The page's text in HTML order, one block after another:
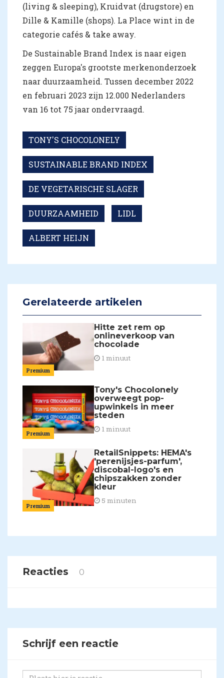
(living & sleeping), Kruidvat (drugstore) en
Dille & Kamille (shops). La Place wint in de
categorie cafés & take away.
De Sustainable Brand Index is naar eigen
zeggen Europa's grootste merkenonderzoek
naar duurzaamheid. Tussen december 2022
en februari 2023 zijn 12.000 Nederlanders
van 16 tot 75 jaar ondervraagd.
TONY'S CHOCOLONELY
SUSTAINABLE BRAND INDEX
DE VEGETARISCHE SLAGER
DUURZAAMHEID LIDL
ALBERT HEIJN
Gerelateerde artikelen
Premium
Hitte zet rem op
onlineverkoop van
chocolade
1 minuut
Premium
Tony's Chocolonely
overweegt pop-
upwinkels in meer
steden
1 minuut
Premium
RetailSnippets: HEMA's
'perenijsjes-parfum',
discobal-logo's en
chipszakken zonder
kleur
5 minuten
Reacties 0
Schrijf een reactie